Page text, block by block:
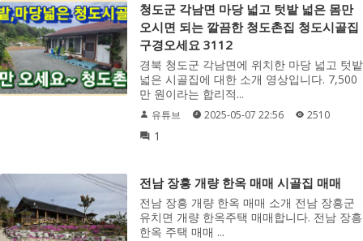
청도군 각남면 마당 넓고 텃밭 넓은 몸만
오시면 되는 깔끔한 청도촌집 청도시골집
구경오세요 3112
경북 청도군 각남면에 위치한 마당 넓고 텃밭
넓은 시골집에 대한 소개 영상입니다. 7,500
만 원이라는 합리적...
유튜브 2025-05-07 22:56 2510
1
전남 장흥 개량 한옥 매매 시골집 매매
전남 장흥 개량 한옥 매매 소개 전남 장흥군
유치면 개량 한옥주택 매매합니다. 전남 장흥
한옥 주택 매매 ...